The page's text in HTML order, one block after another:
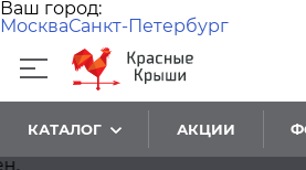
Ваш город:
МоскваСанкт-Петербург
КАТАЛОГ АКЦИИ